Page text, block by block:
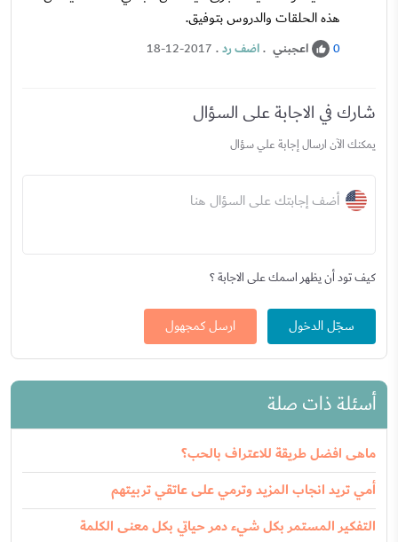
هذه الحلقات والدروس بتوفيق.
0 اعجبني .اضف رد.
18-12-2017
شارك في الاجابة على السؤال
يمكنك الآن ارسال إجابة علي سؤال
أضف إجابتك على السؤال هنا
كيف تود أن يظهر اسمك على الاجابة ؟
سجّل الدخول ارسل كمجهول
أسئلة ذات صلة
ماهى افضل طريقة للاعتراف بالحب؟
أمي تريد انجاب المزيد وترمي على عاتقي تربيتهم
التفكير المستمر بكل شيء دمر حياتي بكل معنى الكلمة